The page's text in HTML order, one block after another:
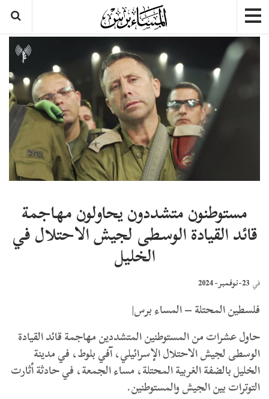
مستوطنون متشددون يحاولون مهاجمة
قائد القيادة الوسطى لجيش الاحتلال في
الخليل
في 23-نوفمبر- 2024
فلسطين المحتلة – المساء برس|
حاول عشرات من المستوطنين المتشددين مهاجمة قائد القيادة
الوسطى لجيش الاحتلال الإسرائيلي، آفي بلوط، في مدينة
الخليل بالضفة الغربية المحتلة، مساء الجمعة، في حادثة أثارت
التوترات بين الجيش والمستوطنين.